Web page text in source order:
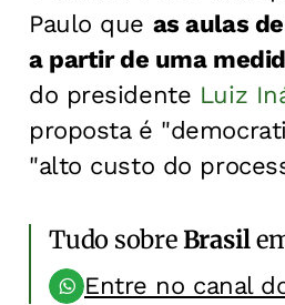
Paulo que as aulas
a partir de uma
do presidente Luiz
proposta é
"alto custo do
Tudo sobreBrasil
Entre no canal